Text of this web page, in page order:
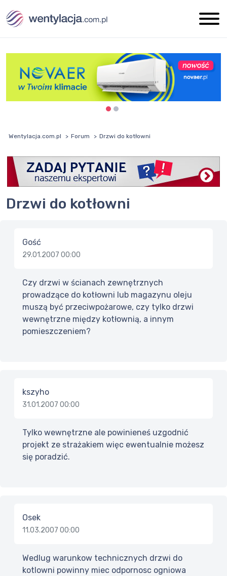
Wentylacja.com.pl Forum Drzwi do kotłowni
Drzwi do kotłowni
Gość
29.01.2007 00:00
Czy drzwi w ścianach zewnętrznych
prowadzące do kotłowni lub magazynu oleju
muszą być przeciwpożarowe, czy tylko drzwi
wewnętrzne między kotłownią, a innym
pomieszczeniem?
kszyho
31.01.2007 00:00
Tylko wewnętrzne ale powinieneś uzgodnić
projekt ze strażakiem więc ewentualnie możesz
się poradzić.
Osek
11.03.2007 00:00
Wedlug warunkow technicznych drzwi do
kotlowni powinny miec odpornosc ogniowa